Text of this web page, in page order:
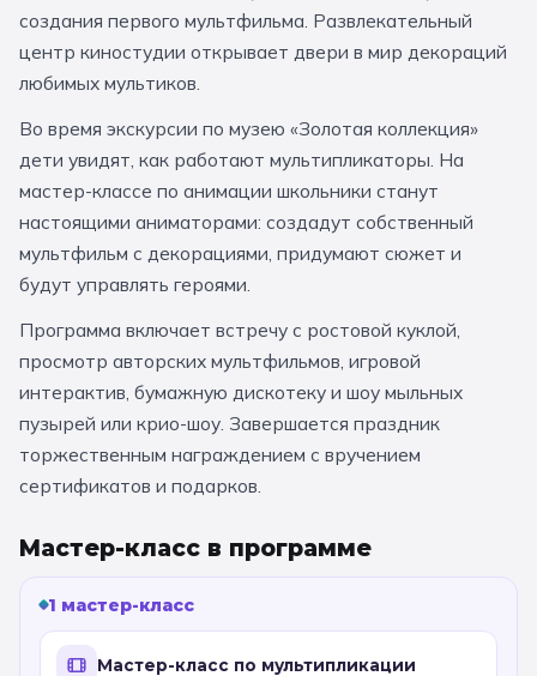
За кулисами театров
Усадьбы и заповедники
Интерактивные
Квесты Мастер-классы
🎓 ПО КЛАССАМ
Все классы
Дошкольники
Начальные классы
5 класс 6 класс
7 класс 8 класс
📚 ПО ПРЕДМЕТАМ
Великий Новгород Алтай Архангельск
создания первого мультфильма. Развлекательный
центр киностудии открывает двери в мир декораций
любимых мультиков.
Во время экскурсии по музею «Золотая коллекция»
дети увидят, как работают мультипликаторы. На
мастер-классе по анимации школьники станут
настоящими аниматорами: создадут собственный
мультфильм с декорациями, придумают сюжет и
будут управлять героями.
Программа включает встречу с ростовой куклой,
просмотр авторских мультфильмов, игровой
интерактив, бумажную дискотеку и шоу мыльных
пузырей или крио-шоу. Завершается праздник
торжественным награждением с вручением
сертификатов и подарков.
Мастер-класс в программе
1 мастер-класс
Мастер-класс по мультипликации